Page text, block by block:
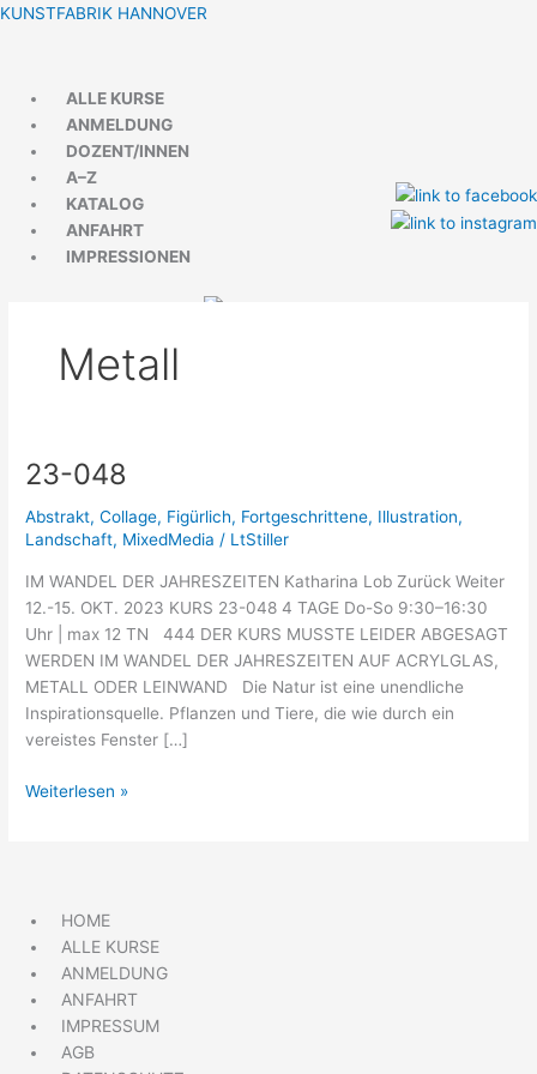
Zum
KUNSTFABRIK HANNOVER
Menü
ALLE KURSE
ANMELDUNG
DOZENT/INNEN
A–Z
KATALOG
ANFAHRT
IMPRESSIONEN
Metall
23-048
Abstrakt,Collage, Figürlich, Fortgeschrittene, Illustration,
Landschaft, MixedMedia / LtStiller
IM WANDEL DER JAHRESZEITEN Katharina Lob Zurück Weiter
12.-15. OKT. 2023 KURS 23-048 4 TAGE Do-So 9:30–16:30
Uhr | max 12 TN 444 DER KURS MUSSTE LEIDER ABGESAGT
WERDEN IM WANDEL DER JAHRESZEITEN AUF ACRYLGLAS,
METALL ODER LEINWAND Die Natur ist eine unendliche
Inspirationsquelle. Pflanzen und Tiere, die wie durch ein
vereistes Fenster […]
23-
Weiterlesen »
Menü
HOME
ALLE KURSE
ANMELDUNG
ANFAHRT
IMPRESSUM
AGB